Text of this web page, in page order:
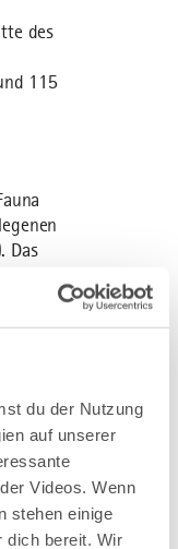
du der Nutzung
auf unserer
Videos. Wenn
stehen einige
dich bereit. Wir
des
115
Das